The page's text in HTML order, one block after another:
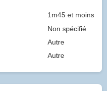
1m45 et moins
Non spécifié
Autre
Autre